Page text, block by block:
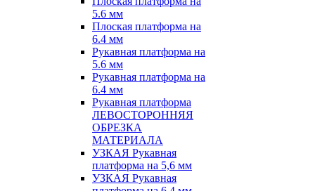
5.6 мм
Плоская платформа на
6.4 мм
Рукавная платформа на
5.6 мм
Рукавная платформа на
6.4 мм
Рукавная платформа
ЛЕВОСТОРОННЯЯ
ОБРЕЗКА
МАТЕРИАЛА
УЗКАЯ Рукавная
платформа на 5,6 мм
УЗКАЯ Рукавная